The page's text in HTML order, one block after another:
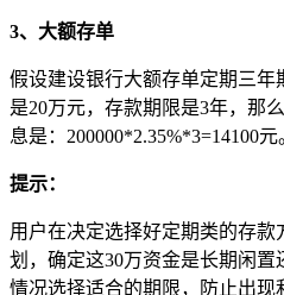
3、大额存单
假设建设银行大额存单定期三年
是20万元，存款期限是3年，那
息是：200000*2.35%*3=14100元
提示：
用户在决定选择好定期类的存
划，确定这30万资金是长期闲
情况选择适合的期限，防止出现